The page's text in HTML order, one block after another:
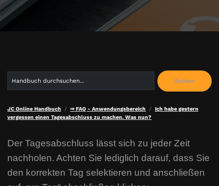
for:
Suchen
JC Online Handbuch ⇒ FAQ - Anwendungsbereich
Ich habe gestern
vergessen einen Tagesabschluss zu machen. Was nun?
Der Tagesabschluss lässt sich zu jeder Zeit
nachholen. Achten Sie lediglich darauf, dass Sie
den korrekten Tag selektieren und anschließen